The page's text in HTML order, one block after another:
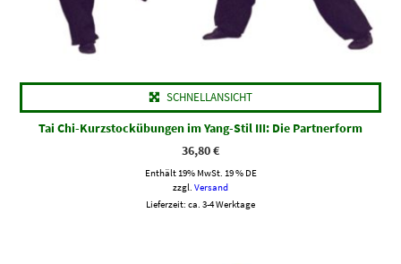
SCHNELLANSICHT
Tai Chi-Kurzstockübungen im Yang-Stil III: Die Partnerform
36,80€
Enthält 19% MwSt. 19 % DE
zzgl. Versand
Lieferzeit: ca. 3-4 Werktage